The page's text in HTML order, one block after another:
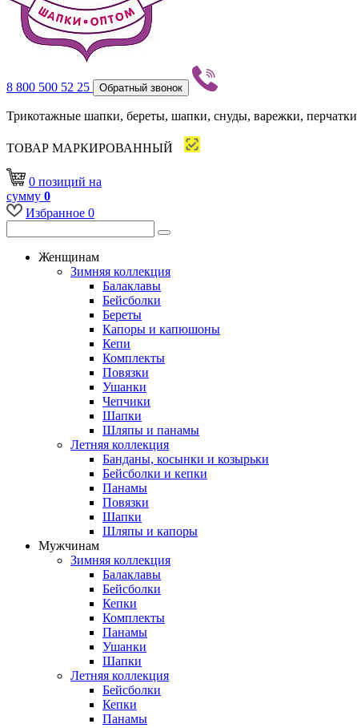
8 800 500 52 25 Обратный звонок
Трикотажные шапки, береты, шапки, снуды, варежки, перчатки
ТОВАР МАРКИРОВАННЫЙ
0 позиций на
сумму 0
Избранное 0
Женщинам
Зимняя коллекция
Балаклавы
Бейсболки
Береты
Капоры и капюшоны
Кепи
Комплекты
Повязки
Ушанки
Чепчики
Шапки
Шляпы и панамы
Летняя коллекция
Банданы, косынки и козырьки
Бейсболки и кепки
Панамы
Повязки
Шапки
Шляпы и капоры
Мужчинам
Зимняя коллекция
Балаклавы
Бейсболки
Кепки
Комплекты
Панамы
Ушанки
Шапки
Летняя коллекция
Бейсболки
Кепки
Панамы